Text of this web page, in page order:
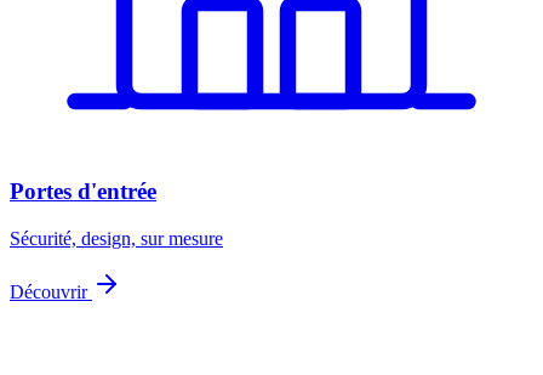
Portes d'entrée
Sécurité, design, sur mesure
Découvrir